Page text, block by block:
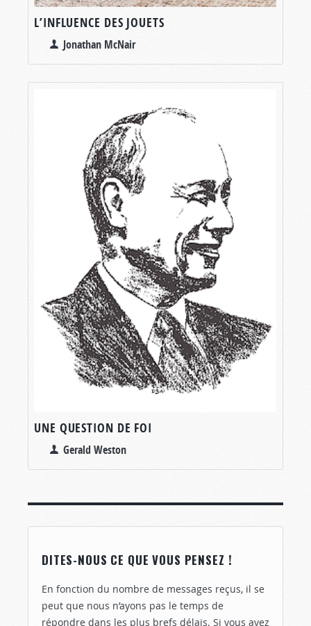
L’INFLUENCE DES JOUETS
Jonathan McNair
UNE QUESTION DE FOI
Gerald Weston
DITES-NOUS CE QUE VOUS PENSEZ !
En fonction du nombre de messages reçus, il se
peut que nous n’ayons pas le temps de
répondre dans les plus brefs délais. Si vous avez